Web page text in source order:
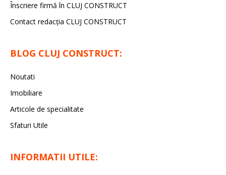
Înscriere firmă în CLUJ CONSTRUCT
Contact redacția CLUJ CONSTRUCT
BLOG CLUJ CONSTRUCT:
Noutati
Imobiliare
Articole de specialitate
Sfaturi Utile
INFORMATII UTILE: